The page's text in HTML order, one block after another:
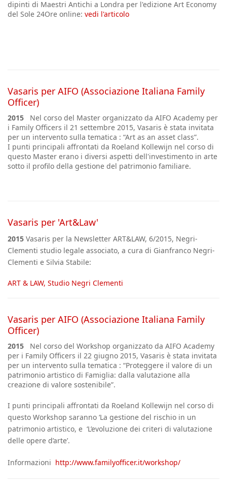
dipinti di Maestri Antichi a Londra per l'edizione Art Economy
del Sole 24Ore online: vedi l'articolo
Vasaris per AIFO (Associazione Italiana Family
Officer)
2015 Nel corso del Master organizzato da AIFO Academy per
i Family Officers il 21 settembre 2015, Vasaris è stata invitata
per un intervento sulla tematica : “Art as an asset class”.
I punti principali affrontati da Roeland Kollewijn nel corso di
questo Master erano i diversi aspetti dell'investimento in arte
sotto il profilo della gestione del patrimonio familiare.
Vasaris per 'Art&Law'
2015 Vasaris per la Newsletter ART&LAW, 6/2015, Negri-
Clementi studio legale associato, a cura di Gianfranco Negri-
Clementi e Silvia Stabile:
ART & LAW, Studio Negri Clementi
Vasaris per AIFO (Associazione Italiana Family
Officer)
2015 Nel corso del Workshop organizzato da AIFO Academy
per i Family Officers il 22 giugno 2015, Vasaris è stata invitata
per un intervento sulla tematica : “Proteggere il valore di un
patrimonio artistico di Famiglia: dalla valutazione alla
creazione di valore sostenibile”.
I punti principali affrontati da Roeland Kollewijn nel corso di
questo Workshop saranno ‘La gestione del rischio in un
patrimonio artistico, e ‘L’evoluzione dei criteri di valutazione
delle opere d’arte’.
Informazioni http://www.familyofficer.it/workshop/